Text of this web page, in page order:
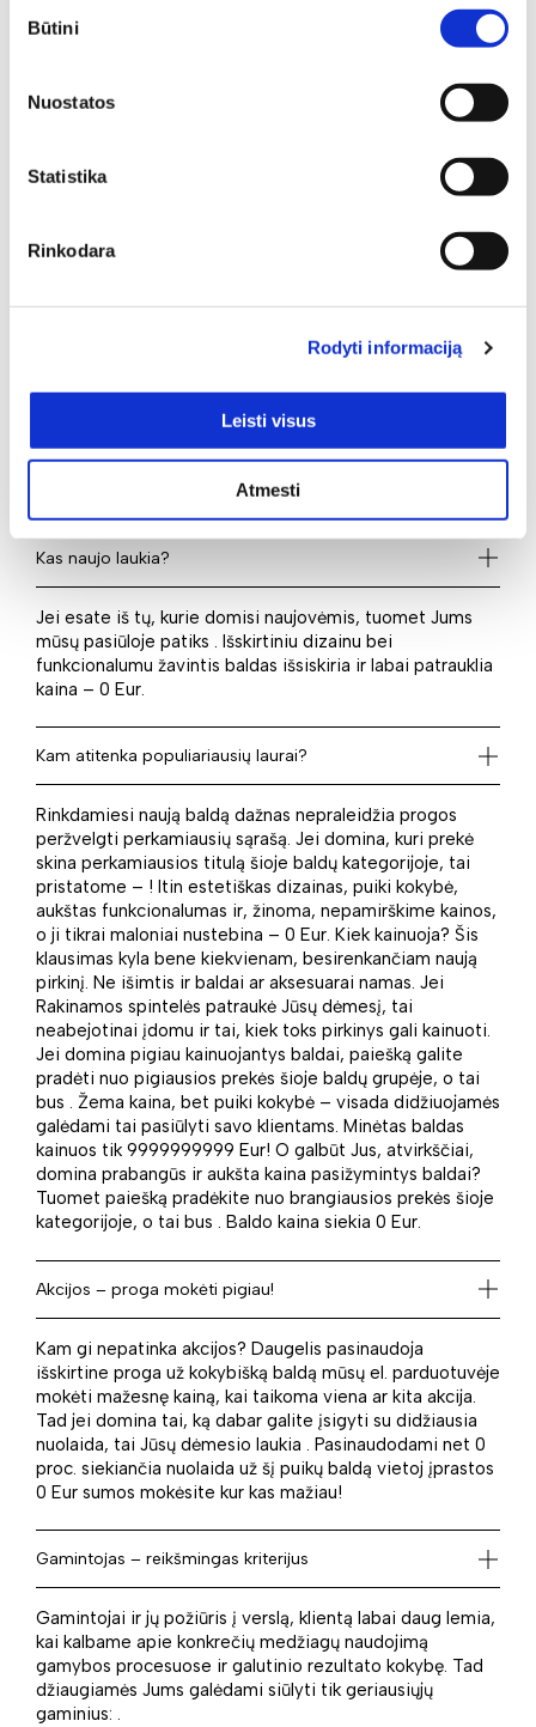
pasirinkimas
Būtini
Nuostatos
Statistika
Rinkodara
Rodyti informaciją
Leisti visus
Atmesti
gali tapti pagrindiniu akcentu, subalansuoti kambario
proporcijas ar tiesiog sukurti vietą atsipalaidavimui.
Baldai yra tas namų akcentas, kuris atlieka ir estetinę, ir
žiūrėti mėgiamą filmą, pietauti su šeima ir daug kitų
asortimentą. Vieni paklausiausių mūsų el. parduotuvėje
yra Rakinamos spintelės. 1 – tiek baldų Jūsų dėmesio
laukia šioje prekių kategorijoje. Nesivaržykite, įvertinkite
savo poreikius ir įsigykite šį tą šaunaus savo namams,
Kas naujo laukia?
Jei esate iš tų, kurie domisi naujovėmis, tuomet Jums
mūsų pasiūloje patiks . Išskirtiniu dizainu bei
funkcionalumu žavintis baldas išsiskiria ir labai patrauklia
kaina – 0 Eur.
Kam atitenka populiariausių laurai?
Rinkdamiesi naują baldą dažnas nepraleidžia progos
peržvelgti perkamiausių sąrašą. Jei domina, kuri prekė
skina perkamiausios titulą šioje baldų kategorijoje, tai
pristatome – ! Itin estetiškas dizainas, puiki kokybė,
aukštas funkcionalumas ir, žinoma, nepamirškime kainos,
o ji tikrai maloniai nustebina – 0 Eur. Kiek kainuoja? Šis
klausimas kyla bene kiekvienam, besirenkančiam naują
pirkinį. Ne išimtis ir baldai ar aksesuarai namas. Jei
Rakinamos spintelės patraukė Jūsų dėmesį, tai
neabejotinai įdomu ir tai, kiek toks pirkinys gali kainuoti.
Jei domina pigiau kainuojantys baldai, paiešką galite
pradėti nuo pigiausios prekės šioje baldų grupėje, o tai
bus . Žema kaina, bet puiki kokybė – visada didžiuojamės
galėdami tai pasiūlyti savo klientams. Minėtas baldas
kainuos tik 9999999999 Eur! O galbūt Jus, atvirkščiai,
domina prabangūs ir aukšta kaina pasižymintys baldai?
Tuomet paiešką pradėkite nuo brangiausios prekės šioje
kategorijoje, o tai bus . Baldo kaina siekia 0 Eur.
Akcijos – proga mokėti pigiau!
Kam gi nepatinka akcijos? Daugelis pasinaudoja
išskirtine proga už kokybišką baldą mūsų el. parduotuvėje
mokėti mažesnę kainą, kai taikoma viena ar kita akcija.
Tad jei domina tai, ką dabar galite įsigyti su didžiausia
nuolaida, tai Jūsų dėmesio laukia . Pasinaudodami net 0
proc. siekiančia nuolaida už šį puikų baldą vietoj įprastos
0 Eur sumos mokėsite kur kas mažiau!
Gamintojas – reikšmingas kriterijus
Gamintojai ir jų požiūris į verslą, klientą labai daug lemia,
kai kalbame apie konkrečių medžiagų naudojimą
gamybos procesuose ir galutinio rezultato kokybę. Tad
džiaugiamės Jums galėdami siūlyti tik geriausiųjų
gaminius: .